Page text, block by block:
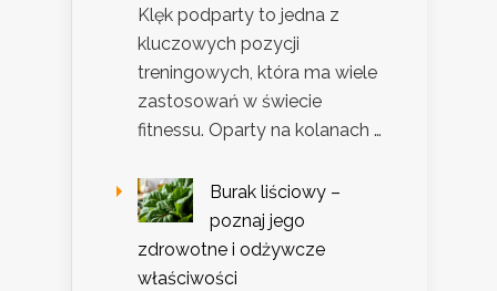
Klęk podparty to jedna z
kluczowych pozycji
treningowych, która ma wiele
zastosowań w świecie
fitnessu. Oparty na kolanach …
Burak liściowy –
poznaj jego
zdrowotne i odżywcze
właściwości